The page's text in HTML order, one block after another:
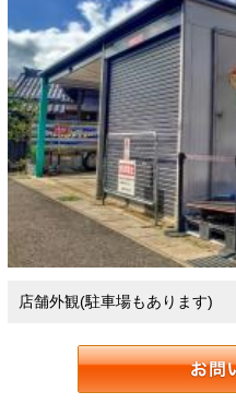
店舗外観(駐車場もあります)